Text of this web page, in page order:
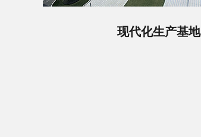
现代化生产基地